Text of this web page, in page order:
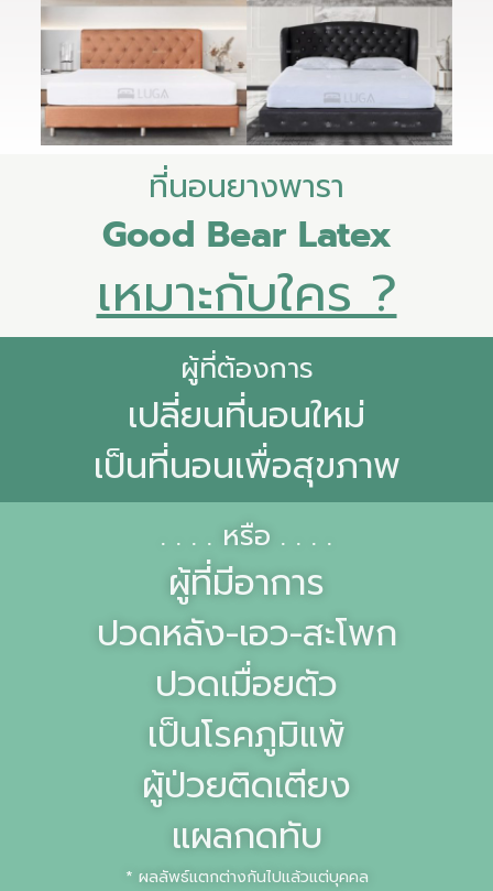
ที่นอนยางพารา
Good Bear Latex
เหมาะกับใคร ?
ผู้ที่ต้องการ
เปลี่ยนที่นอนใหม่
เป็นที่นอนเพื่อสุขภาพ
. . . . หรือ . . . .
ผู้ที่มีอาการ
ปวดหลัง-เอว-สะโพก
ปวดเมื่อยตัว
เป็นโรคภูมิแพ้
ผู้ป่วยติดเตียง
แผลกดทับ
* ผลลัพธ์แตกต่างกันไปแล้วแต่บุคคล